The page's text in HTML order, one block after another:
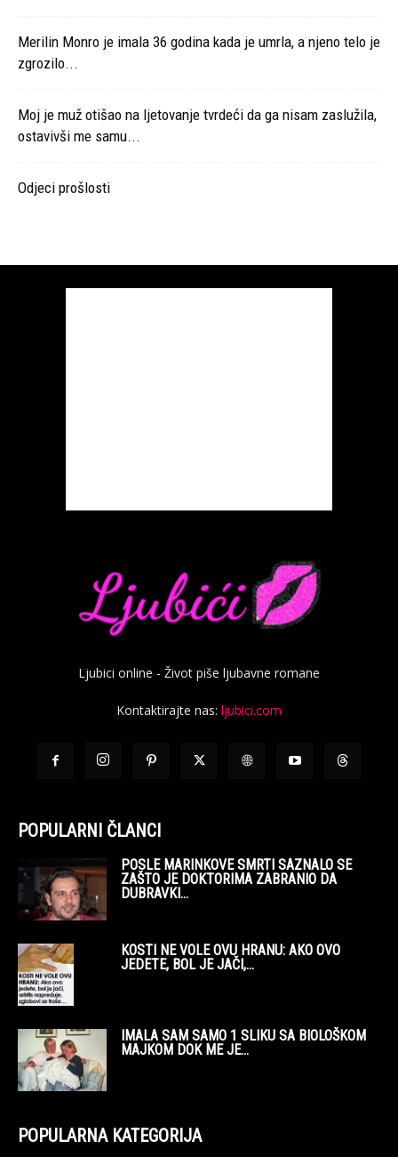
Merilin Monro je imala 36 godina kada je umrla, a njeno telo je
zgrozilo...
Moj je muž otišao na ljetovanje tvrdeći da ga nisam zaslužila,
ostavivši me samu...
Odjeci prošlosti
Ljubici online - Život piše ljubavne romane
Kontaktirajte nas: ljubici.com
POPULARNI ČLANCI
POSLE MARINKOVE SMRTI SAZNALO SE
ZAŠTO JE DOKTORIMA ZABRANIO DA
DUBRAVKI...
KOSTI NE VOLE OVU HRANU: AKO OVO
JEDETE, BOL JE JAČI,...
IMALA SAM SAMO 1 SLIKU SA BIOLOŠKOM
MAJKOM DOK ME JE...
POPULARNA KATEGORIJA